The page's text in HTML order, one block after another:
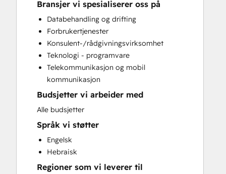
Programmable Automation
Website Design
Website Development
Website Migration
Bransjer vi spesialiserer oss på
Databehandling og drifting
Forbrukertjenester
Konsulent-/rådgivningsvirksomhet
Teknologi - programvare
Telekommunikasjon og mobil
kommunikasjon
Budsjetter vi arbeider med
Alle budsjetter
Språk vi støtter
Engelsk
Hebraisk
Regioner som vi leverer til